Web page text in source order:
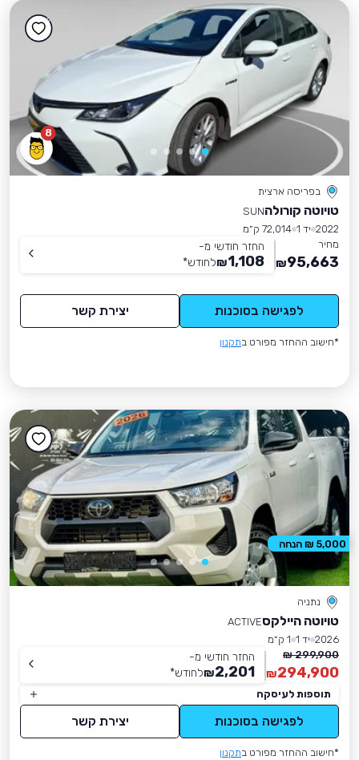
8
בפריסה ארצית
טויוטה קורולהSUN
2022 יד 1
72,014 ק״מ
מחיר
95,663
₪
החזר חודשי מ-
1,108
₪לחודש*
לפגישה בסוכנות יצירת קשר
*חישוב ההחזר מפורט בתקנון
נתניה
טויוטה היילקסACTIVE
2026 יד 1
1 ק״מ
299,900 ₪
294,900
₪
החזר חודשי מ-
2,201
₪לחודש*
תוספות לעיסקה
לפגישה בסוכנות יצירת קשר
*חישוב ההחזר מפורט בתקנון
5,000 ₪ הנחה